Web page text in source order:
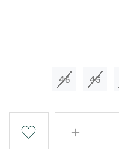
45
46